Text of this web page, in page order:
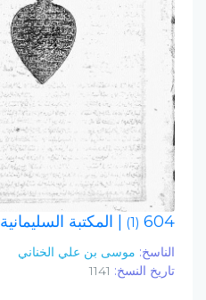
604
(1) | المكتبة السليمانية
الناسخ: موسى بن علي الخناني
تاريخ النسخ: